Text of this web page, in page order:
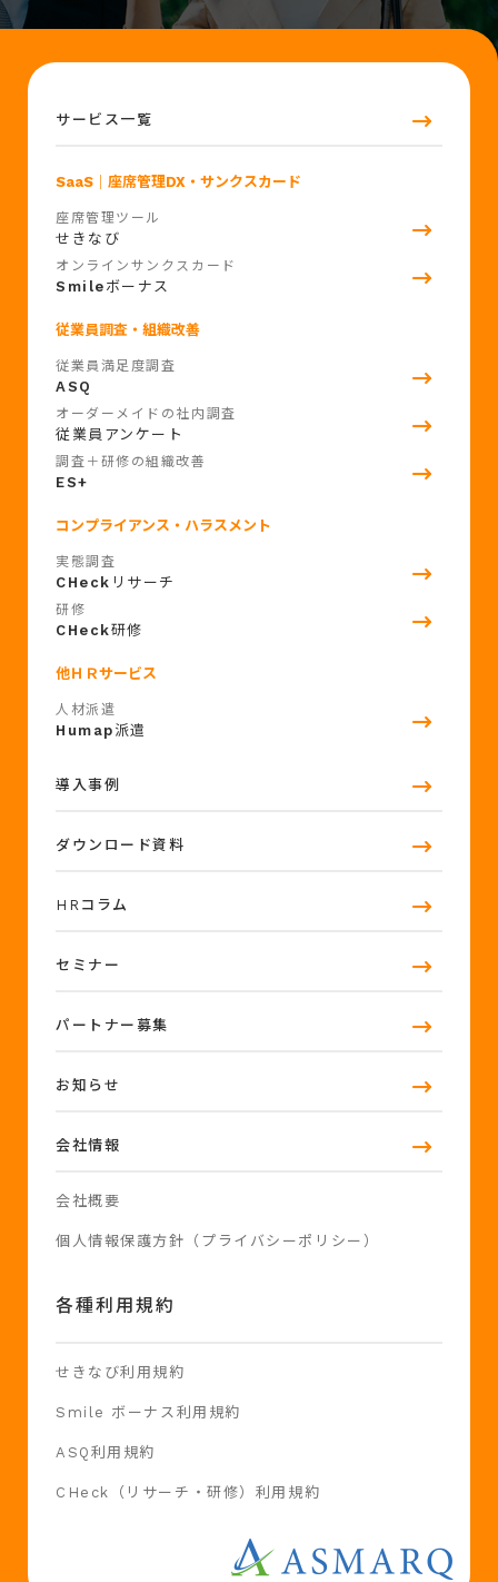
サービス一覧
SaaS ｜座席管理DX・サンクスカード
座席管理ツール
せきなび
オンラインサンクスカード
Smile ボーナス
従業員調査・組織改善
従業員満足度調査
ASQ
オーダーメイドの社内調査
従業員アンケート
調査＋研修の組織改善
ES+
コンプライアンス・ハラスメント
実態調査
CHeck リサーチ
研修
CHeck研修
他ＨＲサービス
人材派遣
Humap 派遣
導入事例
ダウンロード資料
HRコラム
セミナー
パートナー募集
お知らせ
会社情報
会社概要
個人情報保護方針（プライバシーポリシー）
各種利用規約
せきなび利用規約
Smile ボーナス利用規約
ASQ利用規約
CHeck（リサーチ・研修）利用規約